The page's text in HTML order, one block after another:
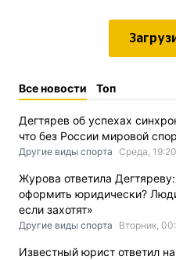
Все новости Топ
Дегтярев об успехах
что без России мировой
Другие виды спорта Среда, 19:20
Журова ответила
оформить юридически?
если захотят»
Другие виды спорта Вторник,
Известный юрист ответил